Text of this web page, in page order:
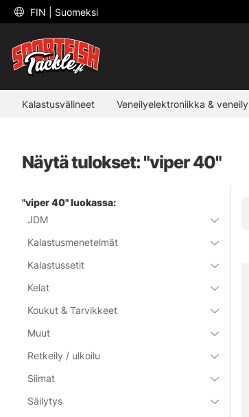
FIN | Suomeksi
Kalastusvälineet Veneilyelektroniikka & veneily
Näytä tulokset: "viper 40"
"viper 40" luokassa:
JDM
Kalastusmenetelmät
Kalastussetit
Kelat
Koukut & Tarvikkeet
Muut
Retkeily / ulkoilu
Siimat
Säilytys